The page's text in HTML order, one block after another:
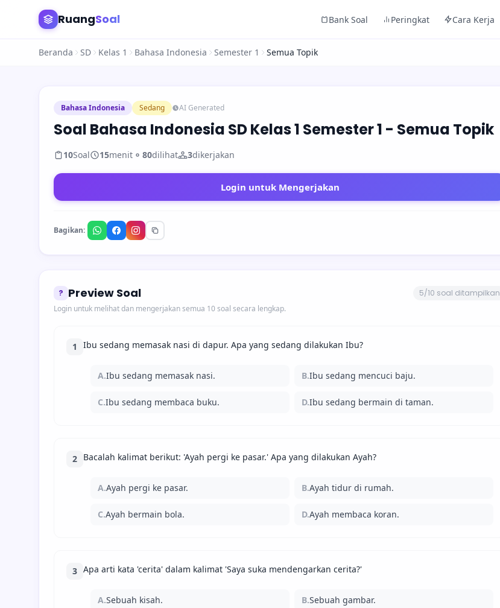
RuangSoal Bank Soal Peringkat Cara Kerja
Beranda SD Kelas 1 Bahasa Indonesia Semester 1 Semua Topik
Bahasa Indonesia Sedang AI Generated
Soal Bahasa Indonesia SD Kelas 1 Semester 1 - Semua Topik
10Soal 15menit 80dilihat 3dikerjakan
Login untuk Mengerjakan
Bagikan:
? Preview Soal
5/10 soal ditampilkan
Login untuk melihat dan mengerjakan semua 10 soal secara lengkap.
1 Ibu sedang memasak nasi di dapur. Apa yang sedang dilakukan Ibu?
A.Ibu sedang memasak nasi. B.Ibu sedang mencuci baju.
C.Ibu sedang membaca buku. D.Ibu sedang bermain di taman.
2 Bacalah kalimat berikut: 'Ayah pergi ke pasar.' Apa yang dilakukan Ayah?
A.Ayah pergi ke pasar. B.Ayah tidur di rumah.
C.Ayah bermain bola. D.Ayah membaca koran.
3 Apa arti kata 'cerita' dalam kalimat 'Saya suka mendengarkan cerita?'
A.Sebuah kisah. B.Sebuah gambar.